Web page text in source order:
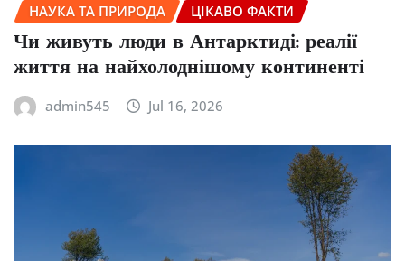
НАУКА ТА ПРИРОДА ЦІКАВО ФАКТИ
Чи живуть люди в Антарктиді: реалії
життя на найхолоднішому континенті
admin545 Jul 16, 2026